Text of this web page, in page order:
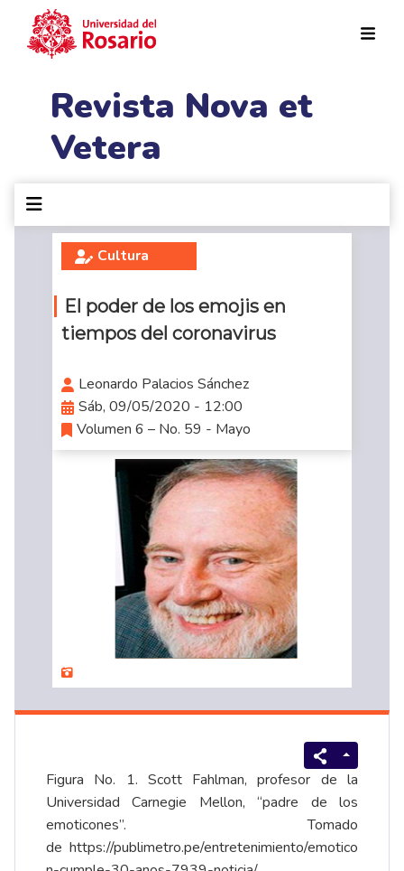
Revista Nova et
Vetera
Cultura
El poder de los emojis en
tiempos del coronavirus
Leonardo Palacios Sánchez
Sáb, 09/05/2020 - 12:00
Volumen 6 – No. 59 - Mayo
Figura No. 1. Scott Fahlman, profesor de la
Universidad Carnegie Mellon, “padre de los
emoticones”. Tomado
de https://publimetro.pe/entretenimiento/emotico